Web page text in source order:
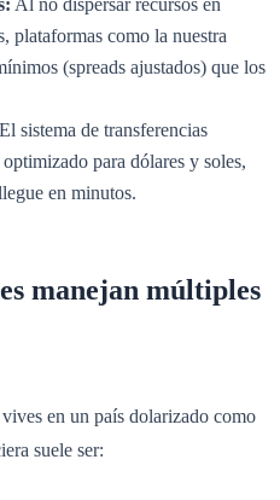
Al no dispersar recursos en
plataformas como la nuestra
(spreads ajustados) que los
El sistema de transferencias
para dólares y soles,
en minutos.
manejan múltiples
en un país dolarizado como
suele ser: